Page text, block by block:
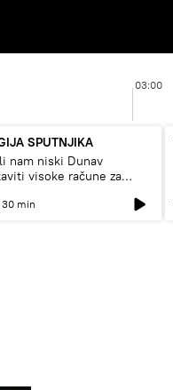
03:00
SPUTNJIKA
nam niski Dunav
visoke račune za
30 min